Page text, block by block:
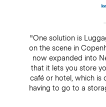
"One solution is
on the scene in
now expanded into
that it lets you store
café or hotel, which is
having to go to a